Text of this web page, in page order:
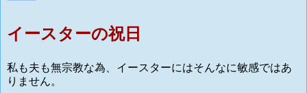
イースターの祝日
私も夫も無宗教な為、イースターにはそんなに敏感ではあ
りません。